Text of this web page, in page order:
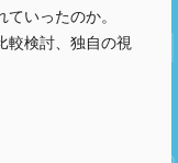
いったのか。
較検討、独自の視